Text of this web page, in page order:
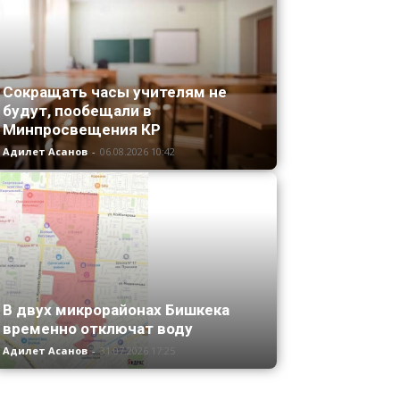
Сокращать часы учителям не
будут, пообещали в
Минпросвещения КР
Адилет Асанов - 06.08.2026 10:42
В двух микрорайонах Бишкека
временно отключат воду
Адилет Асанов - 31.07.2026 17:25